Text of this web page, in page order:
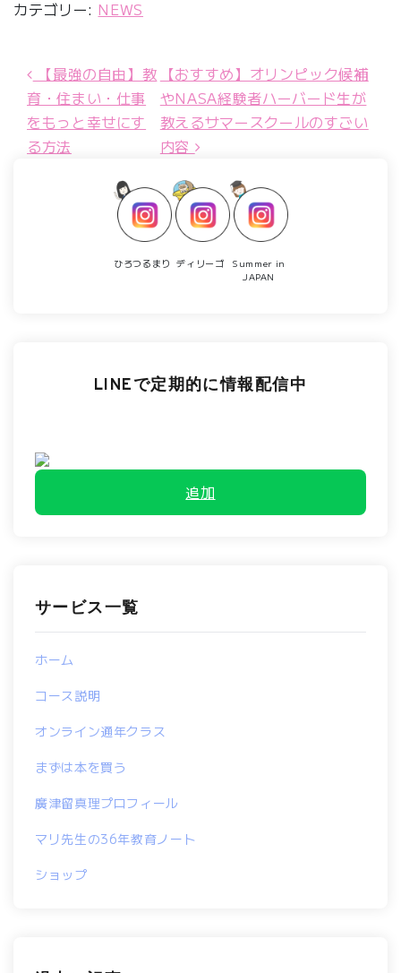
カテゴリー: NEWS
投稿ナビゲーション
【最強の自由】教
育・住まい・仕事
をもっと幸せにす
る方法
【おすすめ】オリンピック候補
やNASA経験者ハーバード生が
教えるサマースクールのすごい
内容
ひろつるまり ディリーゴ
Summer in
JAPAN
LINEで定期的に情報配信中
追加
サービス一覧
ホーム
コース説明
オンライン通年クラス
まずは本を買う
廣津留真理プロフィール
マリ先生の36年教育ノート
ショップ